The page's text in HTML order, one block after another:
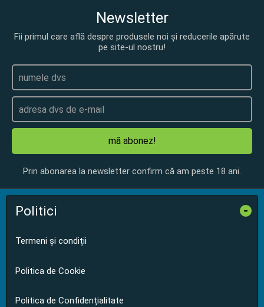
Newsletter
Fii primul care află despre produsele noi și reducerile apărute
pe site-ul nostru!
mă abonez!
Prin abonarea la newsletter confirm că am peste 18 ani.
Politici -
Termeni și condiții
Politica de Cookie
Politica de Confidențialitate